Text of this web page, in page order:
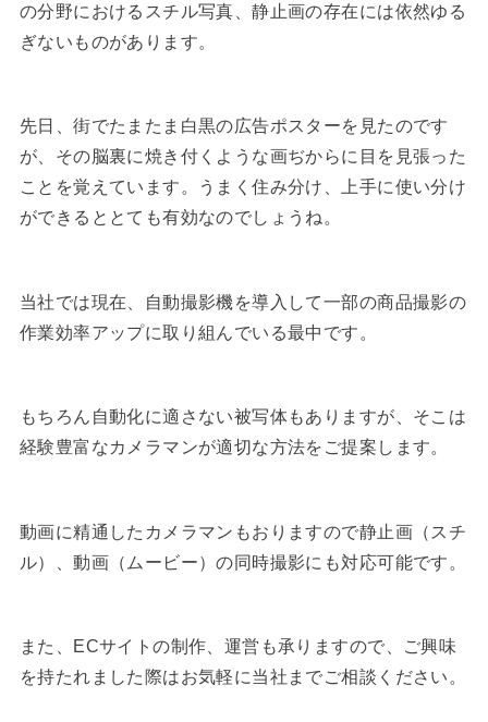
の分野におけるスチル写真、静止画の存在には依然ゆる
ぎないものがあります。
先日、街でたまたま白黒の広告ポスターを見たのです
が、その脳裏に焼き付くような画ぢからに目を見張った
ことを覚えています。うまく住み分け、上手に使い分け
ができるととても有効なのでしょうね。
当社では現在、自動撮影機を導入して一部の商品撮影の
作業効率アップに取り組んでいる最中です。
もちろん自動化に適さない被写体もありますが、そこは
経験豊富なカメラマンが適切な方法をご提案します。
動画に精通したカメラマンもおりますので静止画（スチ
ル）、動画（ムービー）の同時撮影にも対応可能です。
また、ECサイトの制作、運営も承りますので、ご興味
を持たれました際はお気軽に当社までご相談ください。